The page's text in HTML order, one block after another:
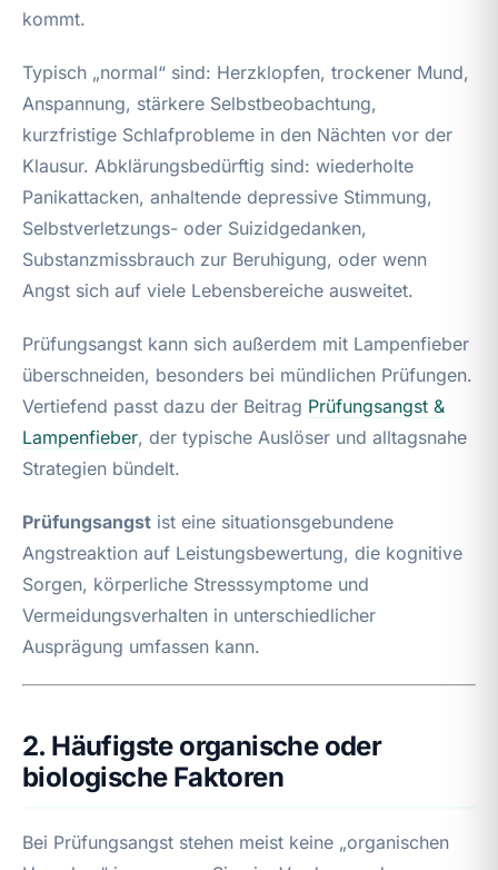
kommt.
Typisch „normal“ sind: Herzklopfen, trockener Mund,
Anspannung, stärkere Selbstbeobachtung,
kurzfristige Schlafprobleme in den Nächten vor der
Klausur. Abklärungsbedürftig sind: wiederholte
Panikattacken, anhaltende depressive Stimmung,
Selbstverletzungs- oder Suizidgedanken,
Substanzmissbrauch zur Beruhigung, oder wenn
Angst sich auf viele Lebensbereiche ausweitet.
Prüfungsangst kann sich außerdem mit Lampenfieber
überschneiden, besonders bei mündlichen Prüfungen.
Vertiefend passt dazu der Beitrag Prüfungsangst &
Lampenfieber, der typische Auslöser und alltagsnahe
Strategien bündelt.
Prüfungsangst ist eine situationsgebundene
Angstreaktion auf Leistungsbewertung, die kognitive
Sorgen, körperliche Stresssymptome und
Vermeidungsverhalten in unterschiedlicher
Ausprägung umfassen kann.
2. Häufigste organische oder
biologische Faktoren
Bei Prüfungsangst stehen meist keine „organischen